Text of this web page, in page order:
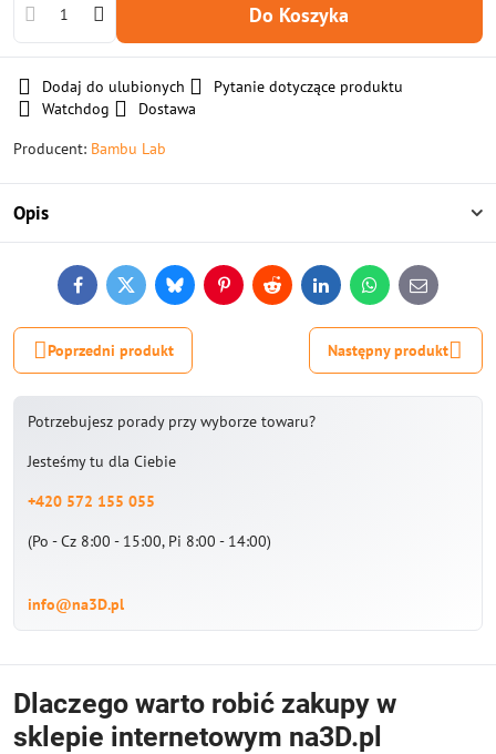
Do Koszyka
Dodaj do ulubionych
Pytanie dotyczące produktu
Watchdog
Dostawa
Producent: Bambu Lab
Opis
FacebookTwitterBlueskyPinterestReddit LinkedInWhatsApp
E-
mail
Poprzedni produkt Następny produkt
Potrzebujesz porady przy wyborze towaru?
Jesteśmy tu dla Ciebie
+420 572 155 055
(Po - Cz 8:00 - 15:00, Pi 8:00 - 14:00)
info@na3D.pl
Dlaczego warto robić zakupy w
sklepie internetowym na3D.pl